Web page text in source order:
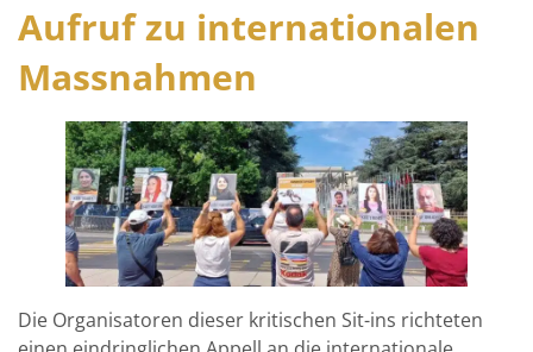
Aufruf zu internationalen
Massnahmen
Die Organisatoren dieser kritischen Sit-ins richteten